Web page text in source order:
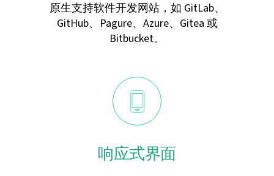
原生支持软件开发网站，如 GitLab、
GitHub、Pagure、Azure、Gitea 或
Bitbucket。
响应式界面